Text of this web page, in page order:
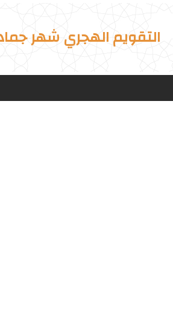
التقويم الهجري شهر جمادى